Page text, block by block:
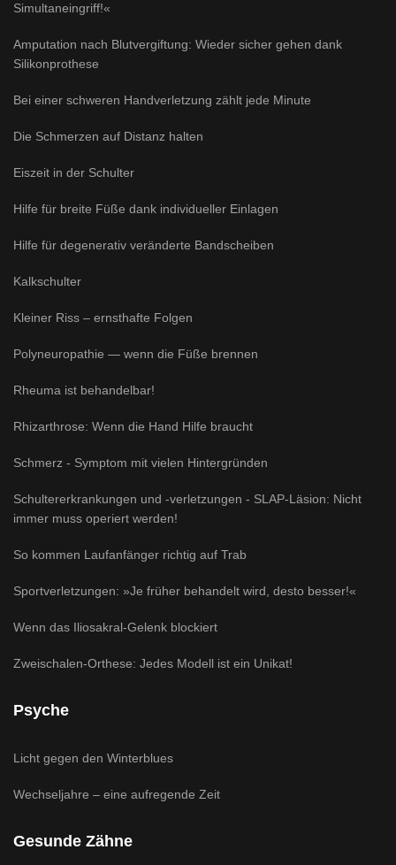
Simultaneingriff!«
Amputation nach Blutvergiftung: Wieder sicher gehen dank
Silikonprothese
Bei einer schweren Handverletzung zählt jede Minute
Die Schmerzen auf Distanz halten
Eiszeit in der Schulter
Hilfe für breite Füße dank individueller Einlagen
Hilfe für degenerativ veränderte Bandscheiben
Kalkschulter
Kleiner Riss – ernsthafte Folgen
Polyneuropathie — wenn die Füße brennen
Rheuma ist behandelbar!
Rhizarthrose: Wenn die Hand Hilfe braucht
Schmerz - Symptom mit vielen Hintergründen
Schultererkrankungen und -verletzungen - SLAP-Läsion: Nicht
immer muss operiert werden!
So kommen Laufanfänger richtig auf Trab
Sportverletzungen: »Je früher behandelt wird, desto besser!«
Wenn das Iliosakral-Gelenk blockiert
Zweischalen-Orthese: Jedes Modell ist ein Unikat!
Psyche
Licht gegen den Winterblues
Wechseljahre – eine aufregende Zeit
Gesunde Zähne